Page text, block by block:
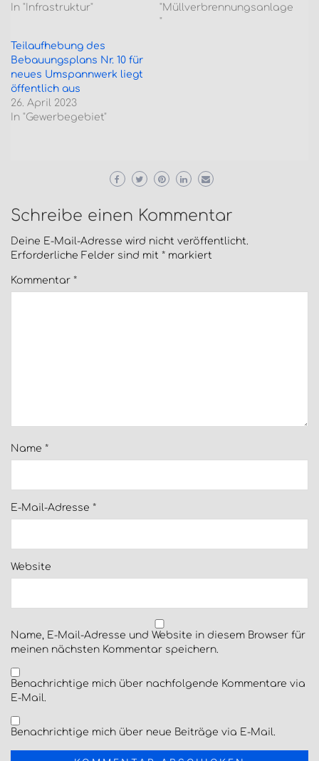
In "Infrastruktur"
"Müllverbrennungsanlage
"
Teilaufhebung des
Bebauungsplans Nr. 10 für
neues Umspannwerk liegt
öffentlich aus
26. April 2023
In "Gewerbegebiet"
Schreibe einen Kommentar
Deine E-Mail-Adresse wird nicht veröffentlicht.
Erforderliche Felder sind mit * markiert
Kommentar *
Name *
E-Mail-Adresse *
Website
Name, E-Mail-Adresse und Website in diesem Browser für
meinen nächsten Kommentar speichern.
Benachrichtige mich über nachfolgende Kommentare via
E-Mail.
Benachrichtige mich über neue Beiträge via E-Mail.